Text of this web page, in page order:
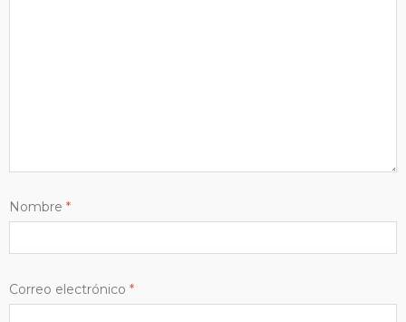
Nombre *
Correo electrónico *